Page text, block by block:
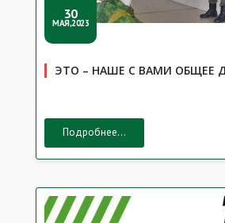
30
МАЯ,2023
ЭТО – НАШЕ С ВАМИ ОБЩЕЕ
Подробнее...